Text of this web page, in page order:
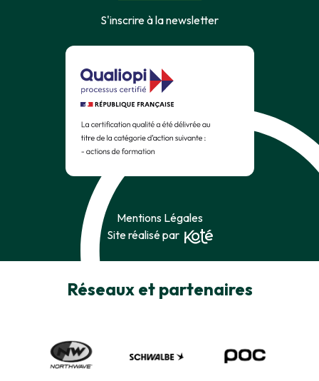
S'inscrire à la newsletter
Mentions Légales
Site réalisé par
Réseaux et partenaires